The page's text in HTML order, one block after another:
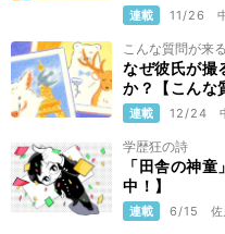
連載 11/26
こんな質問が来る
なぜ彼氏が撮
か？【こんな
連載 12/24
学歴狂の詩
「田舎の神
中！】
連載 6/15